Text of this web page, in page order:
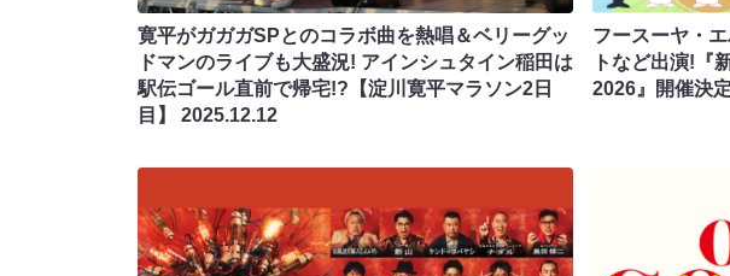
寛平がガガガSPとのコラボ曲を熱唱＆ベリーグッ
ドマンのライブも大盛況! アインシュタイン稲田は
駅伝ゴール直前で帰宅!?【淀川寛平マラソン2日
目】 2025.12.12
フースーヤ・
トなど出演!『
2026』開催決